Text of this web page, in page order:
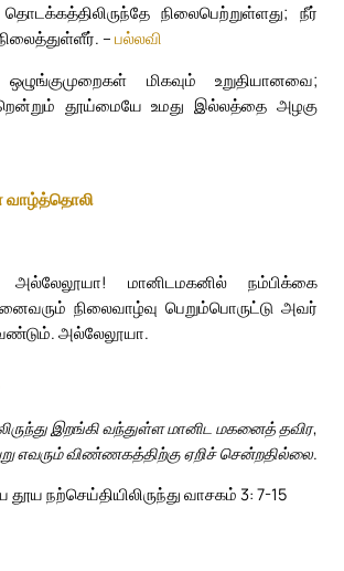
நிலைபெற்றுள்ளது; நீர்
– பல்லவி
மிகவும் உறுதியானவை;
தூய்மையே உமது இல்லத்தை அழகு
வாழ்த்தொலி
அல்லேலூயா! மானிடமகனில் நம்பிக்கை
நிலைவாழ்வு பெறும்பொருட்டு அவர்
அல்லேலூயா.
இறங்கி வந்துள்ள மானிட மகனைத் தவிர,
எவரும் விண்ணகத்திற்கு ஏறிச் சென்றதில்லை.
நற்செய்தியிலிருந்து வாசகம் 3: 7-15